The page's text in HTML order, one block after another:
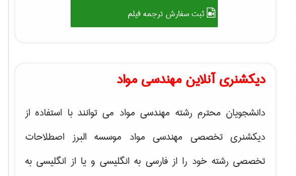
ثبت سفارش ترجمه فیلم
دیکشنری آنلاین مهندسی مواد
دانشجویان محترم رشته مهندسی مواد می توانند با استفاده از
دیکشنری تخصصی مهندسی مواد موسسه البرز اصطلاحات
تخصصی رشته خود را از فارسی به انگلیسی و یا از انگلیسی به